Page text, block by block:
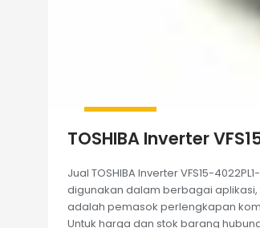
TOSHIBA Inverter
Jual TOSHIBA Inverter VFS15-
digunakan dalam berbagai aplikasi,
adalah pemasok perlengkapan
Untuk harga dan stok barang hubungi